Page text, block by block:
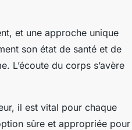
et une approche unique
son état de santé et de
L’écoute du corps s’avère
il est vital pour chaque
sûre et appropriée pour